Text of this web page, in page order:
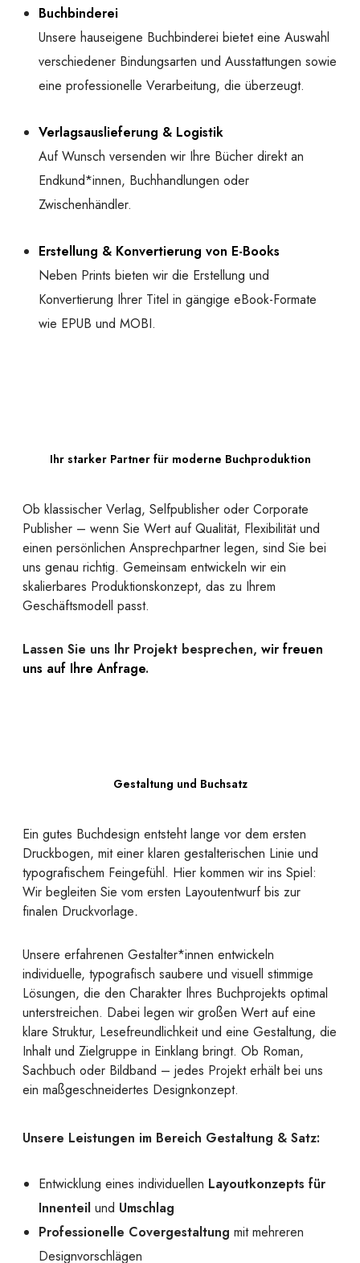
Buchbinderei
Unsere hauseigene Buchbinderei bietet eine Auswahl
verschiedener Bindungsarten und Ausstattungen sowie
eine professionelle Verarbeitung, die überzeugt.
Verlagsauslieferung & Logistik
Auf Wunsch versenden wir Ihre Bücher direkt an
Endkund*innen, Buchhandlungen oder
Zwischenhändler.
Erstellung & Konvertierung von E-Books
Neben Prints bieten wir die Erstellung und
Konvertierung Ihrer Titel in gängige eBook-Formate
wie EPUB und MOBI.
Ihr starker Partner für moderne Buchproduktion
Ob klassischer Verlag, Selfpublisher oder Corporate
Publisher – wenn Sie Wert auf Qualität, Flexibilität und
einen persönlichen Ansprechpartner legen, sind Sie bei
uns genau richtig. Gemeinsam entwickeln wir ein
skalierbares Produktionskonzept, das zu Ihrem
Geschäftsmodell passt.
Lassen Sie uns Ihr Projekt besprechen, wir freuen
uns auf Ihre Anfrage.
Gestaltung und Buchsatz
Ein gutes Buchdesign entsteht lange vor dem ersten
Druckbogen, mit einer klaren gestalterischen Linie und
typografischem Feingefühl. Hier kommen wir ins Spiel:
Wir begleiten Sie vom ersten Layoutentwurf bis zur
finalen Druckvorlage.
Unsere erfahrenen Gestalter*innen entwickeln
individuelle, typografisch saubere und visuell stimmige
Lösungen, die den Charakter Ihres Buchprojekts optimal
unterstreichen. Dabei legen wir großen Wert auf eine
klare Struktur, Lesefreundlichkeit und eine Gestaltung, die
Inhalt und Zielgruppe in Einklang bringt. Ob Roman,
Sachbuch oder Bildband – jedes Projekt erhält bei uns
ein maßgeschneidertes Designkonzept.
Unsere Leistungen im Bereich Gestaltung & Satz:
Entwicklung eines individuellen Layoutkonzepts für
Innenteil und Umschlag
Professionelle Covergestaltung mit mehreren
Designvorschlägen